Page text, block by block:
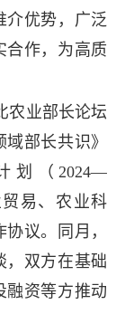
介优势，广泛
合作，为高质
业部长论坛
部长共识》
划（2024—
易、农业科
议。同月，
，双方在基础
融资等方推动